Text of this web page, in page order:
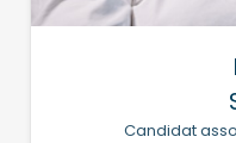
Candidat